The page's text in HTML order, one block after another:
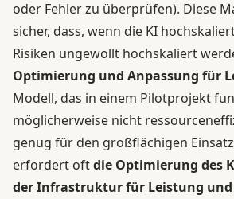
oder Fehler zu überprüfen). Diese
sicher, dass, wenn die KI
Risiken ungewollt hochskaliert
Optimierung und Anpassung für
Modell, das in einem Pilotprojekt
möglicherweise nicht
genug für den großflächigen
erfordert oftdie Optimierung des
der Infrastruktur für Leistung und